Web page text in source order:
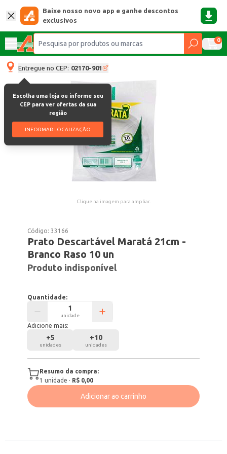
Baixe nosso novo app e ganhe descontos
exclusivos
0
Entregue no CEP: 02170-901
Escolha uma loja ou informe seu
CEP para ver ofertas da sua
região
INFORMAR LOCALIZAÇÃO
Clique na imagem para ampliar.
Código:33166
Prato Descartável Maratá 21cm -
Branco Raso 10 un
Produto indisponível
Quantidade:
unidade
Adicione mais:
+5
unidades
+10
unidades
Resumo da compra:
1 unidade · R$ 0,00
Adicionar ao carrinho